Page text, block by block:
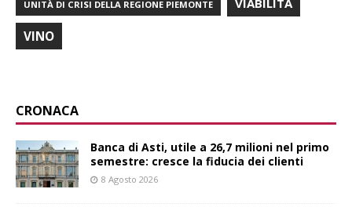
UNITÀ DI CRISI DELLA REGIONE PIEMONTE VIABILITÀ
VINO
CRONACA
Banca di Asti, utile a 26,7 milioni nel primo
semestre: cresce la fiducia dei clienti
8 Agosto 2026